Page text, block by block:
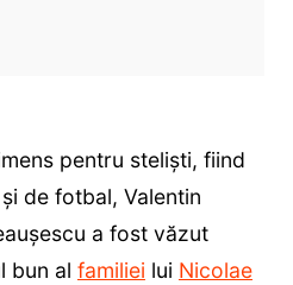
pentru steliști, fiind
de fotbal, Valentin
a fost văzut
bun al familiei lui Nicolae